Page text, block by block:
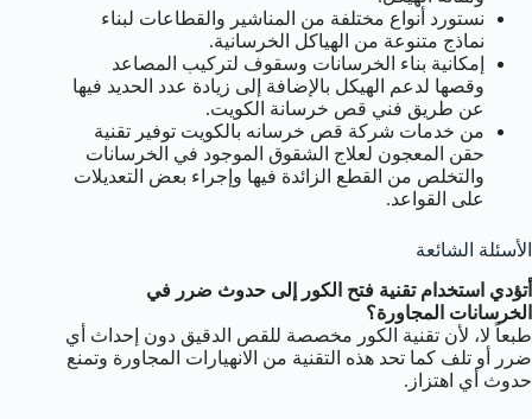
نستورد أنواع مختلفة من المناشير والقطاعات لبناء
نماذج متنوعة من الهياكل الخرسانية.
إمكانية بناء الخرسانات وسقوف لتركيب المصاعد
وقصها لدعم الهيكل بالإضافة إلى زيادة عدد الحديد فيها
عن طريق فني قص خرسانة الكويت.
من خدمات شركة قص خرسانه بالكويت توفير تقنية
حقن المعجون لعلاج الشقوق الموجود في الخرسانات
والتخلص من القطع الزائدة فيها وإجراء بعض التعديلات
على القواعد.
الأسئلة الشائعة
أتؤدي استخدام تقنية فتح الكور إلى حدوث ضرر في
الخرسانات المجاورة؟
طبعاً لا، لأن تقنية الكور مخصصة للقص الدقيق دون إحداث أي
ضرر أو تلف كما تحد هذه التقنية من الانهيارات المجاورة وتمنع
حدوث أي اهتزاز.